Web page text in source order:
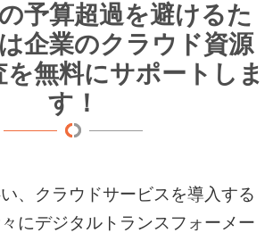
予算超過を避けるた
企業のクラウド資源
を無料にサポートしま
す！
、クラウドサービスを導入する
にデジタルトランスフォーメー